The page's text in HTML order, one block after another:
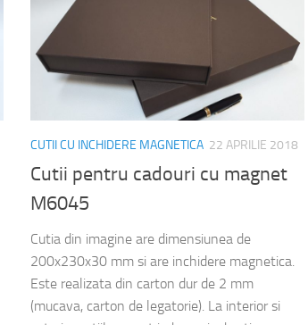
CUTII CU INCHIDERE MAGNETICA 22 APRILIE 2018
Cutii pentru cadouri cu magnet
M6045
Cutia din imagine are dimensiunea de
200x230x30 mm si are inchidere magnetica.
Este realizata din carton dur de 2 mm
(mucava, carton de legatorie). La interior si